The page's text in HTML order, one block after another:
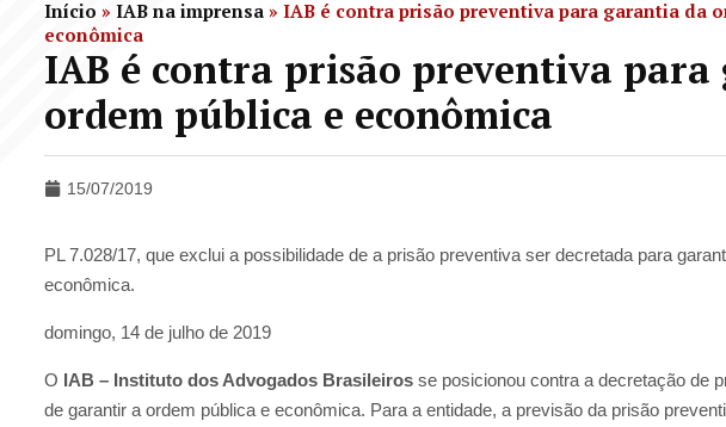
Início » IAB na imprensa » IAB é contra prisão preventiva para garantia da
econômica
IAB é contra prisão preventiva
ordem pública e econômica
15/07/2019
PL 7.028/17, que exclui a possibilidade de a prisão preventiva ser decretada para
econômica.
domingo, 14 de julho de 2019
O IAB – Instituto dos Advogados Brasileiros se posicionou contra a decretação de
de garantir a ordem pública e econômica. Para a entidade, a previsão da prisão